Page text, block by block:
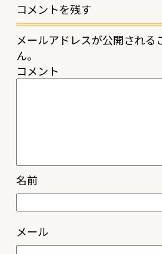
コメントを残す
メールアドレスが公開される
ん。
コメント
名前
メール